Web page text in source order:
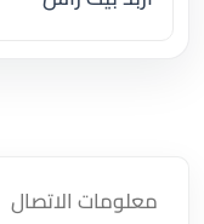
معلومات الاتصال